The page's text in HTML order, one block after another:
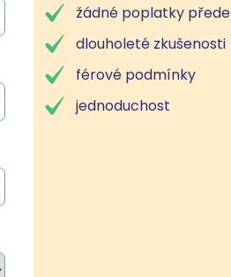
žádné poplatky
dlouholeté zkušenosti
férové podmínky
jednoduchost